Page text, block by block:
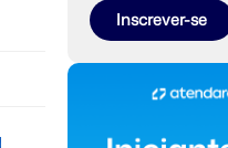
Inscrever-se